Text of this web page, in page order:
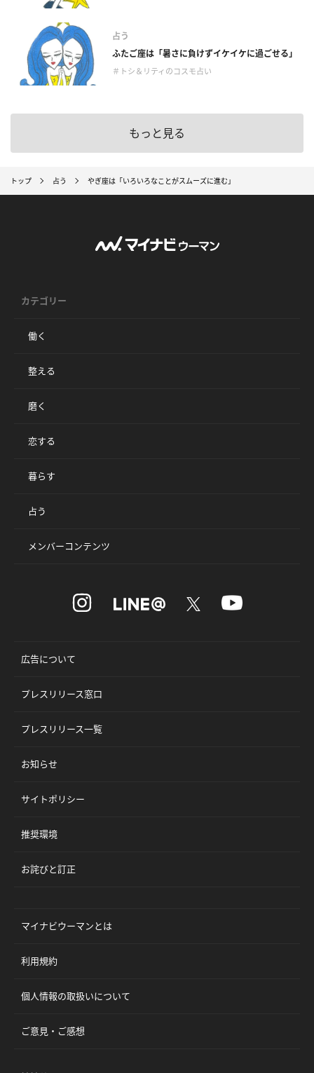
占う
ふたご座は「暑さに負けずイケイケに過ごせる」
＃トシ＆リティのコスモ占い
もっと見る
トップ 占う やぎ座は「いろいろなことがスムーズに進む」
カテゴリー
働く
整える
磨く
恋する
暮らす
占う
メンバーコンテンツ
広告について
プレスリリース窓口
プレスリリース一覧
お知らせ
サイトポリシー
推奨環境
お詫びと訂正
マイナビウーマンとは
利用規約
個人情報の取扱いについて
ご意見・ご感想